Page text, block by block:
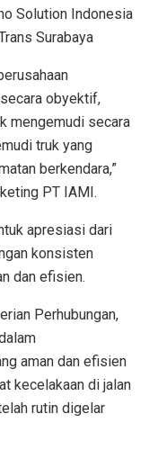
Solution Indonesia
Surabaya
obyektif,
mengemudi secara
truk yang
berkendara,”
PT IAMI.
apresiasi dari
konsisten
dan efisien.
Perhubungan,
aman dan efisien
kecelakaan di jalan
rutin digelar